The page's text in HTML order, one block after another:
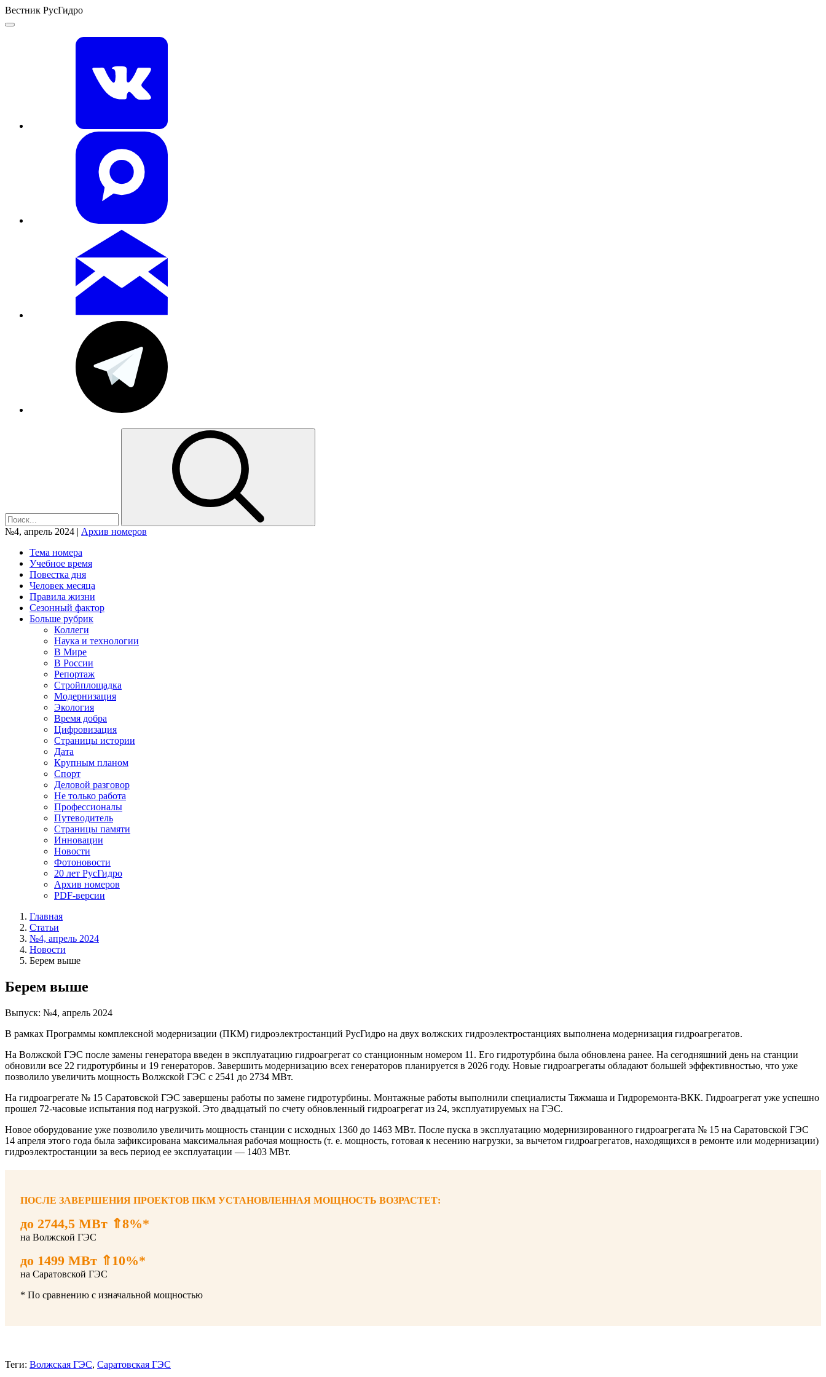
Вестник РусГидро
№4, апрель 2024 | Архив номеров
Тема номера
Учебное время
Повестка дня
Человек месяца
Правила жизни
Сезонный фактор
Больше рубрик
Коллеги
Наука и технологии
В Мире
В России
Репортаж
Стройплощадка
Модернизация
Экология
Время добра
Цифровизация
Страницы истории
Дата
Крупным планом
Спорт
Деловой разговор
Не только работа
Профессионалы
Путеводитель
Страницы памяти
Инновации
Новости
Фотоновости
20 лет РусГидро
Архив номеров
PDF-версии
Главная
Статьи
№4, апрель 2024
Новости
Берем выше
Берем выше
Выпуск: №4, апрель 2024
В рамках Программы комплексной модернизации (ПКМ) гидроэлектростанций РусГидро на двух волжских гидроэлектростанциях выполнена модернизация гидроагрегатов.
На Волжской ГЭС после замены генератора введен в эксплуатацию гидроагрегат со станционным номером 11. Его гидротурбина была обновлена ранее. На сегодняшний день на станции
обновили все 22 гидротурбины и 19 генераторов. Завершить модернизацию всех генераторов планируется в 2026 году. Новые гидроагрегаты обладают большей эффективностью, что уже
позволило увеличить мощность Волжской ГЭС с 2541 до 2734 МВт.
На гидроагрегате № 15 Саратовской ГЭС завершены работы по замене гидротурбины. Монтажные работы выполнили специалисты Тяжмаша и Гидроремонта-ВКК. Гидроагрегат уже успешно
прошел 72-часовые испытания под нагрузкой. Это двадцатый по счету обновленный гидроагрегат из 24, эксплуатируемых на ГЭС.
Новое оборудование уже позволило увеличить мощность станции с исходных 1360 до 1463 МВт. После пуска в эксплуатацию модернизированного гидроагрегата № 15 на Саратовской ГЭС
14 апреля этого года была зафиксирована максимальная рабочая мощность (т. е. мощность, готовая к несению нагрузки, за вычетом гидроагрегатов, находящихся в ремонте или модернизации)
гидроэлектростанции за весь период ее эксплуатации — 1403 МВт.
ПОСЛЕ ЗАВЕРШЕНИЯ ПРОЕКТОВ ПКМ УСТАНОВЛЕННАЯ МОЩНОСТЬ ВОЗРАСТЕТ:
до 2744,5 МВт ⇑8%*
на Волжской ГЭС
до 1499 МВт ⇑10%*
на Саратовской ГЭС
* По сравнению с изначальной мощностью
Теги: Волжская ГЭС, Саратовская ГЭС